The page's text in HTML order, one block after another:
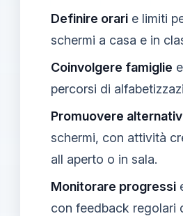
Definire orari e limiti
schermi a casa e in
Coinvolgere famiglie
percorsi di
Promuovere
schermi, con attività
all aperto o in sala.
Monitorare progressi
con feedback regolari